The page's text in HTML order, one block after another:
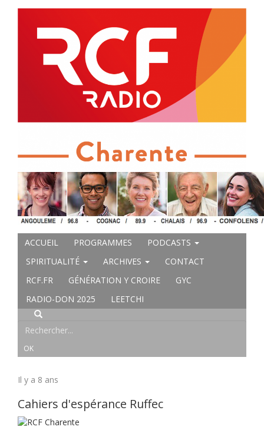
ACCUEIL PROGRAMMES
PODCASTS
SPIRITUALITÉ
ARCHIVES
CONTACT
RCF.FR
GÉNÉRATION Y CROIRE
GYC
RADIO-DON 2025
LEETCHI
Il y a 8 ans
Cahiers d'espérance Ruffec